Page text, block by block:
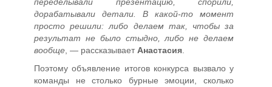
дорабатывали детали. В какой-то момент
просто решили: либо делаем так, чтобы за
результат не было стыдно, либо не делаем
вообще , — рассказывает Анастасия
Поэтому объявление итогов конкурса вызвало у
команды не столько бурные эмоции, сколько